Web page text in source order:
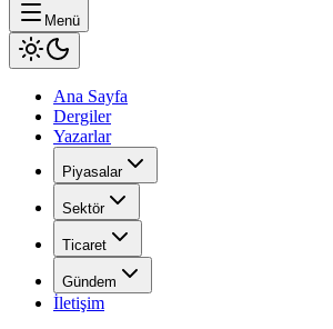
Menü
Ana Sayfa
Dergiler
Yazarlar
Piyasalar
Sektör
Ticaret
Gündem
İletişim